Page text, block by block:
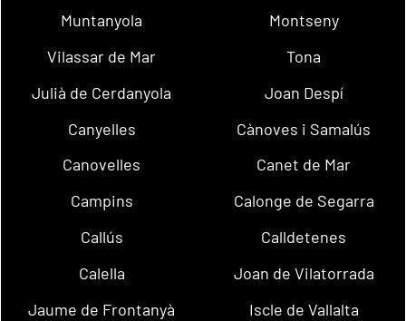
Muntanyola
Montseny
Vilassar de Mar
Tona
Julià de Cerdanyola
Joan Despí
Canyelles
Cànoves i Samalús
Canovelles
Canet de Mar
Campins
Calonge de Segarra
Callús
Calldetenes
Calella
Joan de Vilatorrada
Jaume de Frontanyà
Iscle de Vallalta